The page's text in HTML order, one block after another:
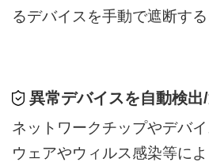
るデバイスを手動で遮断する
異常デバイスを自動検出
ネットワークチップやデバ
ウェアやウィルス感染等に